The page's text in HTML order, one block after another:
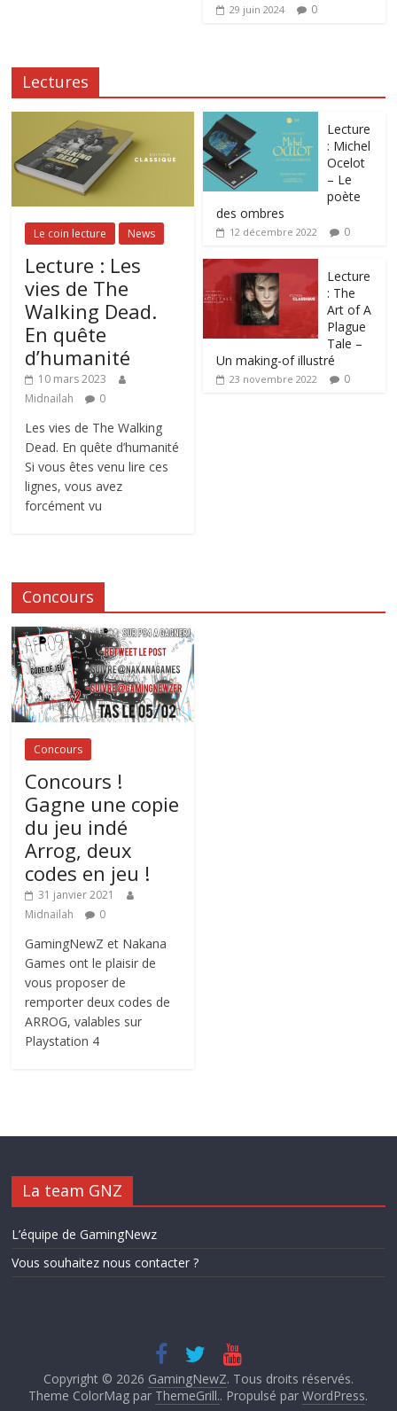
29 juin 2024 0
Lectures
Le coin lecture News
Lecture : Les
vies de The
Walking Dead.
En quête
d’humanité
10 mars 2023
Midnailah
0
Les vies de The Walking
Dead. En quête d’humanité
Si vous êtes venu lire ces
lignes, vous avez
forcément vu
Lecture
: Michel
Ocelot
– Le
poète
des ombres
12 décembre 2022 0
Lecture
: The
Art of A
Plague
Tale –
Un making-of illustré
23 novembre 2022 0
Concours
Concours
Concours !
Gagne une copie
du jeu indé
Arrog, deux
codes en jeu !
31 janvier 2021
Midnailah
0
GamingNewZ et Nakana
Games ont le plaisir de
vous proposer de
remporter deux codes de
ARROG, valables sur
Playstation 4
La team GNZ
L’équipe de GamingNewz
Vous souhaitez nous contacter ?
Copyright © 2026 GamingNewZ. Tous droits réservés.
Theme ColorMag par ThemeGrill.. Propulsé parWordPress.